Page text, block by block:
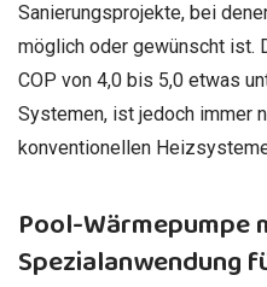
Sanierungsprojekte, bei
möglich oder gewünscht ist.
COP von 4,0 bis 5,0 etwas
Systemen, ist jedoch immer
konventionellen
Pool-Wärmepumpe
Spezialanwendung